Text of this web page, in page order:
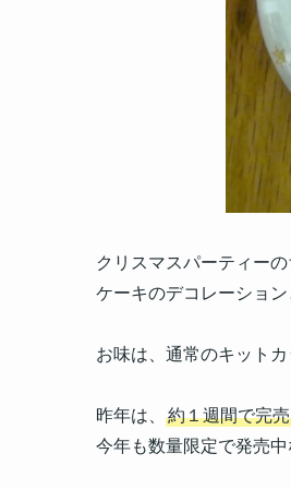
クリスマスパーティー
ケーキのデコレーショ
お味は、通常のキット
昨年は、 約１週間で完売
今年も数量限定で発売